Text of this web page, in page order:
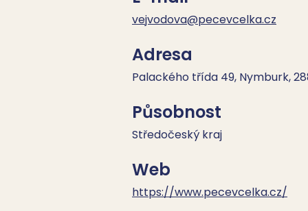
vejvodova@pecevcelka.cz
Adresa
Palackého třída 49, Nymburk,
Působnost
Středočeský kraj
Web
https://www.pecevcelka.cz/